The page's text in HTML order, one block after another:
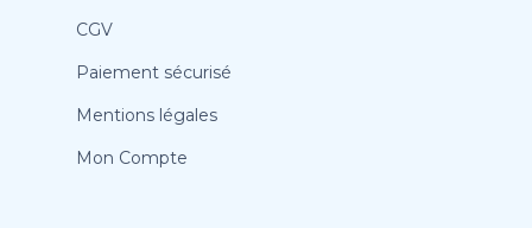
CGV
Paiement sécurisé
Mentions légales
Mon Compte